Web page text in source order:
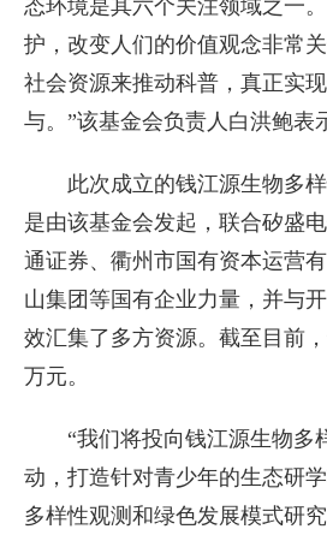
态环境是其六个关注领域之一
护，改变人们的价值观念非常
社会资源来推动科普，真正实
与。”该基金会负责人白洪鲍表
此次成立的钱江源生物多
是由该基金会发起，联合矽盛
通证券、衢州市国有资本运营
山集团等国有企业力量，并与
效汇集了多方资源。截至目前
万元。
“我们将投向钱江源生物多
动，打造针对青少年的生态研
多样性观测和绿色发展模式研